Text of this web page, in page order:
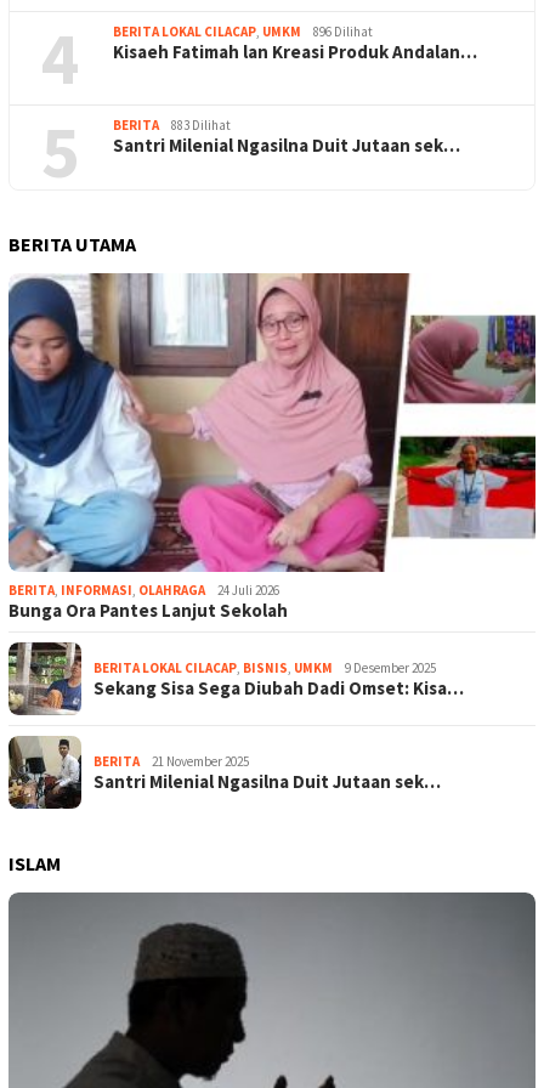
4
BERITA LOKAL CILACAP, UMKM 896 Dilihat
Kisaeh Fatimah lan Kreasi Produk Andalan…
5 BERITA 883 Dilihat
Santri Milenial Ngasilna Duit Jutaan sek…
BERITA UTAMA
BERITA, INFORMASI, OLAHRAGA 24 Juli 2026
Bunga Ora Pantes Lanjut Sekolah
BERITA LOKAL CILACAP, BISNIS, UMKM 9 Desember 2025
Sekang Sisa Sega Diubah Dadi Omset: Kisa…
BERITA 21 November 2025
Santri Milenial Ngasilna Duit Jutaan sek…
ISLAM